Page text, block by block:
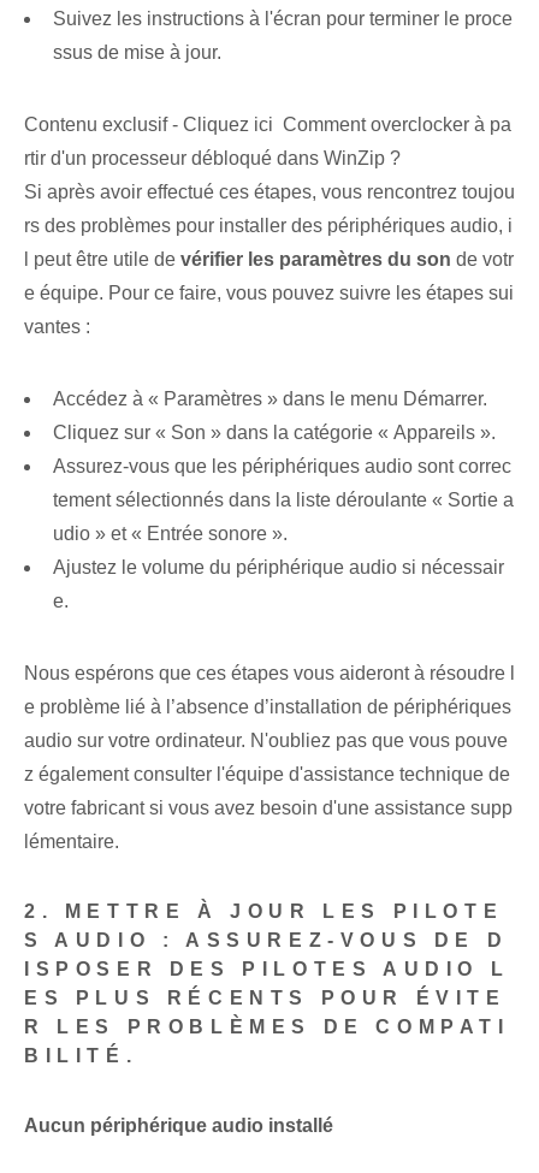
Suivez les instructions à l'écran pour terminer le proce
ssus de mise à jour.
Contenu exclusif - Cliquez ici Comment overclocker à pa
rtir d'un processeur débloqué dans WinZip ?
Si après avoir effectué ces étapes, vous rencontrez toujou
rs des problèmes pour installer des périphériques audio, i
l peut être utile de vérifier les paramètres du son de⁤ votr
e équipe. Pour ce faire, vous pouvez suivre les étapes sui
vantes :
Accédez à « Paramètres » dans le menu Démarrer.
Cliquez sur « Son »⁢ dans la catégorie « Appareils ».
Assurez-vous que les périphériques audio sont correc
tement sélectionnés dans la liste déroulante « Sortie a
udio » et « Entrée sonore ».
Ajustez le volume du périphérique audio si nécessair
e.
Nous espérons que ces étapes vous aideront à résoudre l
e problème lié à l’absence d’installation de périphériques
audio sur votre ordinateur. N'oubliez pas que vous pouve
z également consulter l'équipe d'assistance technique de
votre fabricant si vous avez besoin d'une assistance supp
lémentaire.
2. METTRE À JOUR LES PILOTE
S AUDIO : ASSUREZ-VOUS DE D
ISPOSER DES PILOTES AUDIO L
ES PLUS RÉCENTS POUR ÉVITE
R LES PROBLÈMES DE COMPATI
BILITÉ.
Aucun périphérique audio installé